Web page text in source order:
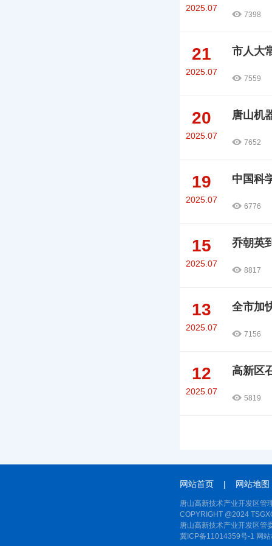
2025.07
7398
21
2025.07
市人大
7559
20
2025.07
唐山机
7652
19
2025.07
中国科
6776
15
2025.07
乔朝英
8817
13
2025.07
全市加
7156
12
2025.07
高新区
5819
网站首页 | 网站地图
唐山高新技术产业开发区管
COPYRIGHT @2024
唐山高新技术产业开发区管
冀ICP备11014359号-1 网